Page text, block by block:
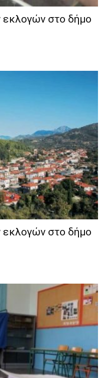
στο δήμο
στο δήμο